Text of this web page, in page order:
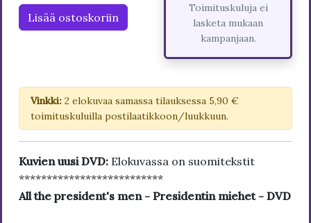
Lisää ostoskoriin
Toimituskuluja ei
lasketa mukaan
kampanjaan.
Vinkki: 2 elokuvaa samassa tilauksessa 5,90 €
toimituskuluilla postilaatikkoon/luukkuun.
Kuvien uusi DVD: Elokuvassa on suomitekstit
**************************
All the president's men - Presidentin miehet - DVD